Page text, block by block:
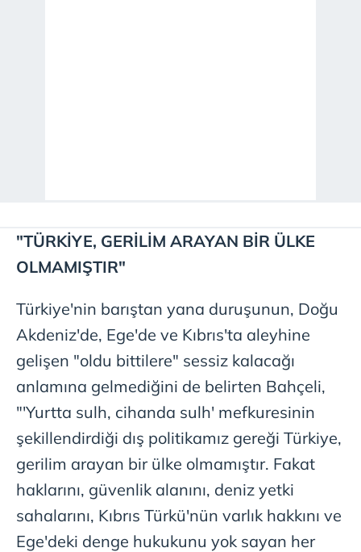
"TÜRKİYE, GERİLİM ARAYAN BİR ÜLKE
OLMAMIŞTIR"
Türkiye'nin barıştan yana duruşunun, Doğu
Akdeniz'de, Ege'de ve Kıbrıs'ta aleyhine
gelişen "oldu bittilere" sessiz kalacağı
anlamına gelmediğini de belirten Bahçeli,
"'Yurtta sulh, cihanda sulh' mefkuresinin
şekillendirdiği dış politikamız gereği Türkiye,
gerilim arayan bir ülke olmamıştır. Fakat
haklarını, güvenlik alanını, deniz yetki
sahalarını, Kıbrıs Türkü'nün varlık hakkını ve
Ege'deki denge hukukunu yok sayan her